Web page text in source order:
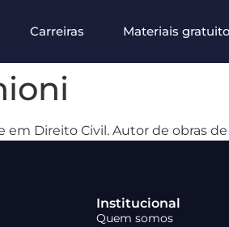
Carreiras Materiais
Direito Civil. Autor de obras
Institucional
Quem somos